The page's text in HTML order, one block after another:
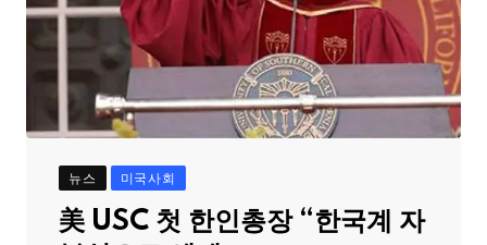
뉴스 미국사회
美 USC 첫 한인총장 “한국계 자